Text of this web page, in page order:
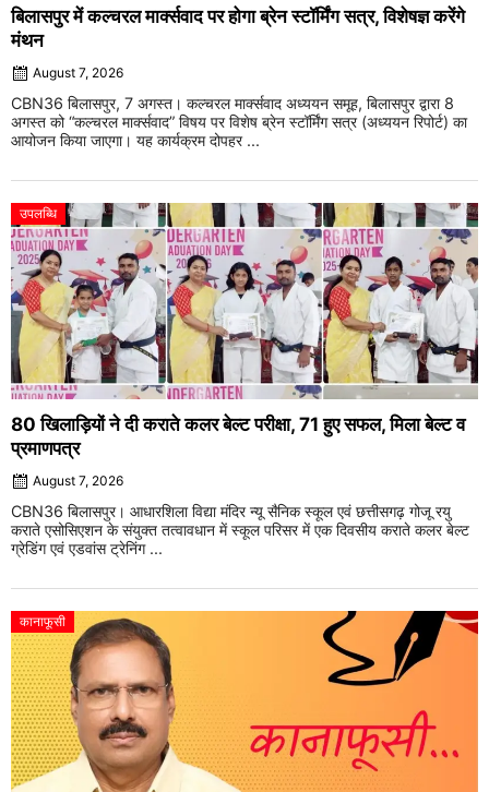
बिलासपुर में कल्चरल मार्क्सवाद पर होगा ब्रेन स्टॉर्मिंग सत्र, विशेषज्ञ करेंगे
मंथन
August 7, 2026
CBN36 बिलासपुर, 7 अगस्त। कल्चरल मार्क्सवाद अध्ययन समूह, बिलासपुर द्वारा 8
अगस्त को “कल्चरल मार्क्सवाद” विषय पर विशेष ब्रेन स्टॉर्मिंग सत्र (अध्ययन रिपोर्ट) का
आयोजन किया जाएगा। यह कार्यक्रम दोपहर ...
उपलब्धि
80 खिलाड़ियों ने दी कराते कलर बेल्ट परीक्षा, 71 हुए सफल, मिला बेल्ट व
प्रमाणपत्र
August 7, 2026
CBN36 बिलासपुर। आधारशिला विद्या मंदिर न्यू सैनिक स्कूल एवं छत्तीसगढ़ गोजू रयु
कराते एसोसिएशन के संयुक्त तत्वावधान में स्कूल परिसर में एक दिवसीय कराते कलर बेल्ट
ग्रेडिंग एवं एडवांस ट्रेनिंग ...
कानाफूसी